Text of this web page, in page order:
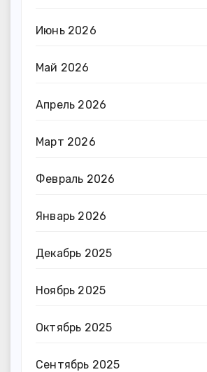
Июнь 2026
Май 2026
Апрель 2026
Март 2026
Февраль 2026
Январь 2026
Декабрь 2025
Ноябрь 2025
Октябрь 2025
Сентябрь 2025